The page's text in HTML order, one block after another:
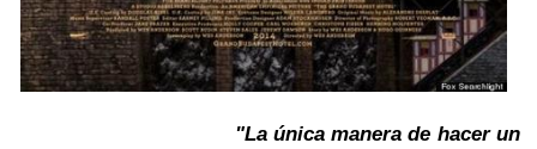
"La única manera de hacer un